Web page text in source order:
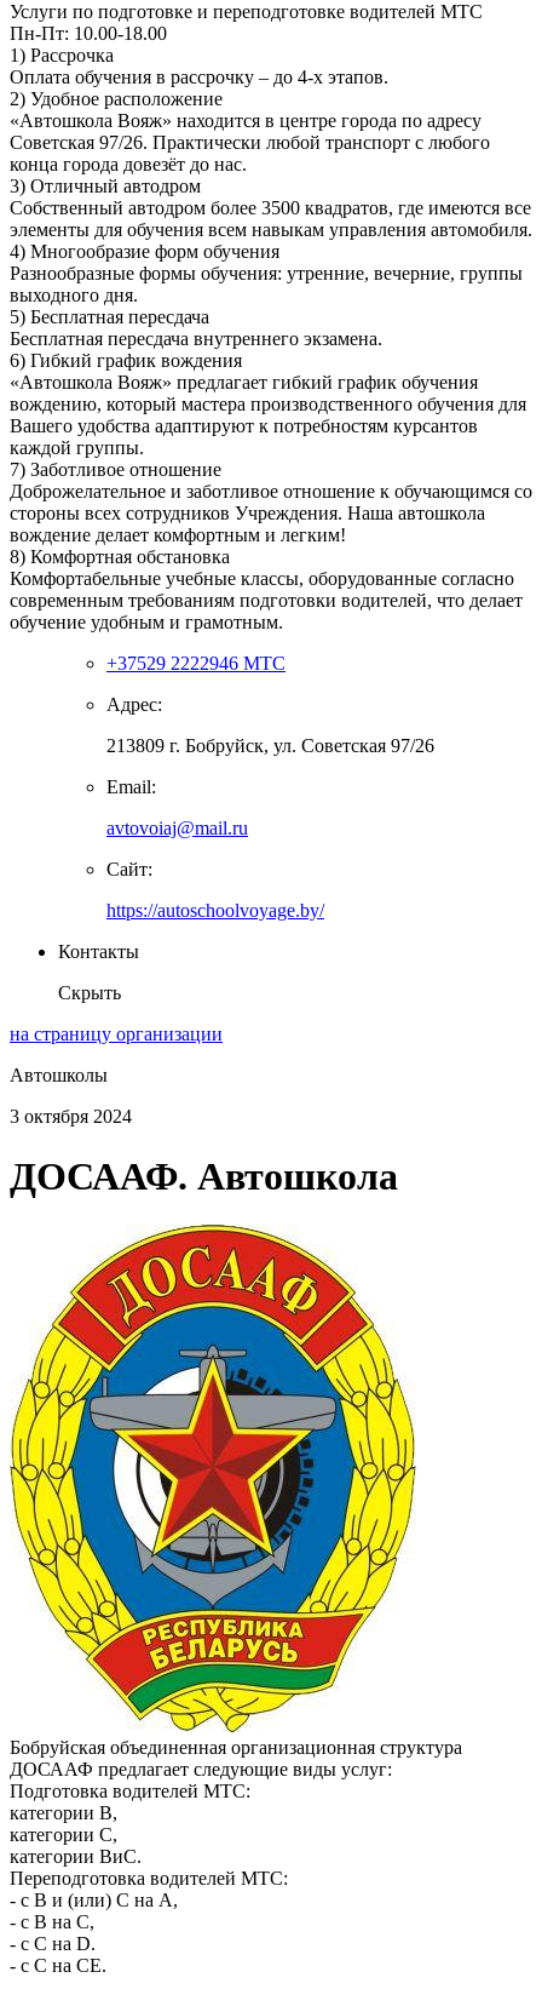
Услуги по подготовке и переподготовке водителей МТС
Пн-Пт: 10.00-18.00
1) Рассрочка
Оплата обучения в рассрочку – до 4-х этапов.
2) Удобное расположение
«Автошкола Вояж» находится в центре города по адресу
Советская 97/26. Практически любой транспорт с любого
конца города довезёт до нас.
3) Отличный автодром
Собственный автодром более 3500 квадратов, где имеются все
элементы для обучения всем навыкам управления автомобиля.
4) Многообразие форм обучения
Разнообразные формы обучения: утренние, вечерние, группы
выходного дня.
5) Бесплатная пересдача
Бесплатная пересдача внутреннего экзамена.
6) Гибкий график вождения
«Автошкола Вояж» предлагает гибкий график обучения
вождению, который мастера производственного обучения для
Вашего удобства адаптируют к потребностям курсантов
каждой группы.
7) Заботливое отношение
Доброжелательное и заботливое отношение к обучающимся со
стороны всех сотрудников Учреждения. Наша автошкола
вождение делает комфортным и легким!
8) Комфортная обстановка
Комфортабельные учебные классы, оборудованные согласно
современным требованиям подготовки водителей, что делает
обучение удобным и грамотным.
+37529 2222946 МТС
Адрес:
213809 г. Бобруйск, ул. Советская 97/26
Email:
avtovoiaj@mail.ru
Сайт:
https://autoschoolvoyage.by/
Контакты
Скрыть
на страницу организации
Автошколы
3 октября 2024
ДОСААФ. Автошкола
Бобруйская объединенная организационная структура
ДОСААФ предлагает следующие виды услуг:
Подготовка водителей МТС:
категории В,
категории C,
категории ВиС.
Переподготовка водителей МТС:
- с В и (или) С на А,
- с В на С,
- с С на D.
- с С на СЕ.